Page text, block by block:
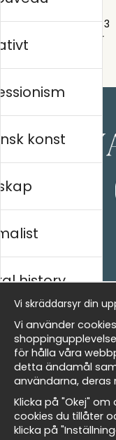
Skickas inom 3
arbetsdagar
Handla
- Frågor? Vi hjälper
- När du handlar hos
- Returer och
- Leverans - enkelt,
- Cookies på
- Här hittar du dina
Nyhetsbrev
Få våra bästa
konst
history
Vi skräddarsyr din
Vi använder
för hålla våra
detta ändamål
användarna, deras
Klicka på "Okej" om
cookies du tillåter
klicka på